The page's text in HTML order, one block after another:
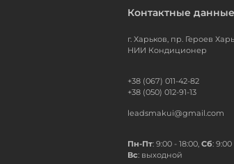
Контактные данные
г. Харьков, пр. Героев
НИИ Кондиционер
+38 (067) 011-42-82
+38 (050) 012-91-13
leadsmakui@gmail.com
Пн-Пт: 9:00 - 18:00, Сб: 9:00
Вс: выходной